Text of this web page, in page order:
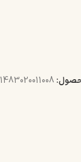
1483020011008